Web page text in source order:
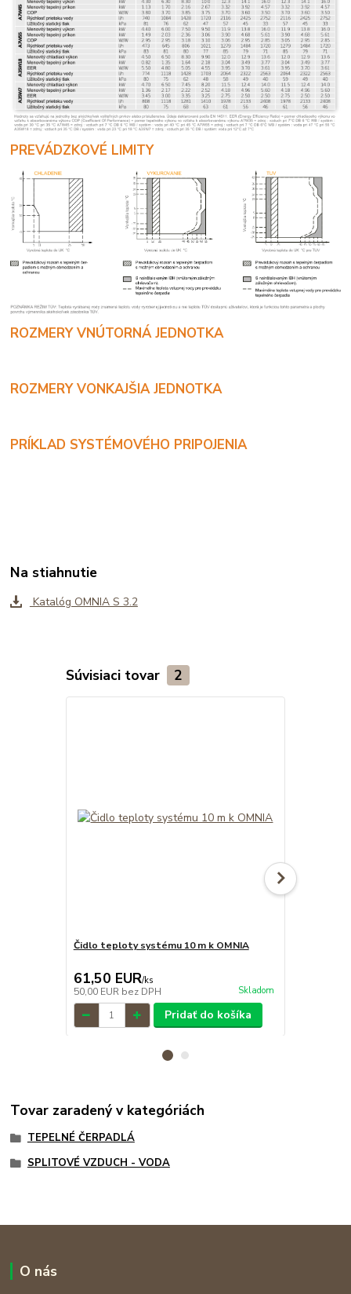
PREVÁDZKOVÉ LIMITY
ROZMERY VNÚTORNÁ JEDNOTKA
ROZMERY VONKAJŠIA JEDNOTKA
PRÍKLAD SYSTÉMOVÉHO PRIPOJENIA
Na stiahnutie
Katalóg OMNIA S 3.2
Súvisiaci tovar 2
Čidlo teploty systému 10 m k OMNIA
61,50 EUR/ks
50,00 EUR bez DPH Skladom
Pridať do košíka
Tovar zaradený v kategóriách
TEPELNÉ ČERPADLÁ
SPLITOVÉ VZDUCH - VODA
O nás